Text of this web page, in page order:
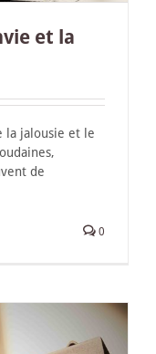
et la
la jalousie et le
de
0